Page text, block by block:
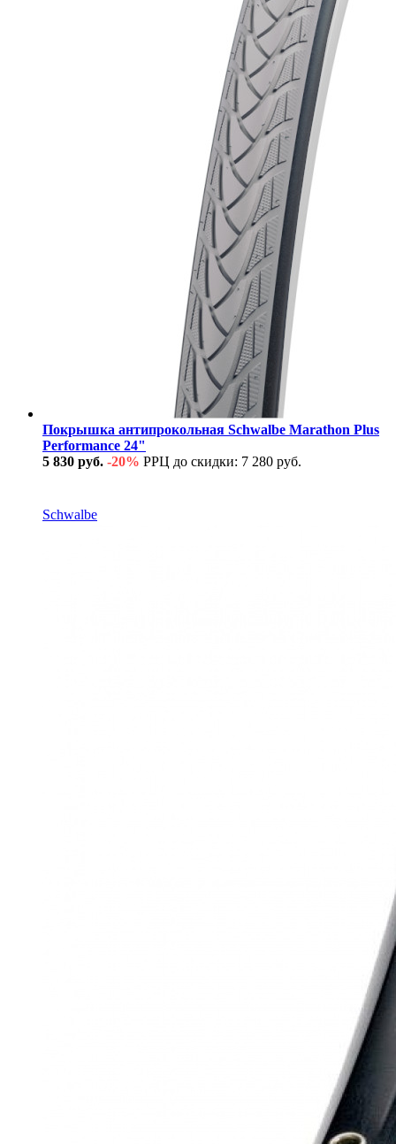
Покрышка антипрокольная Schwalbe Marathon Plus
Performance 24"
5 830 руб. -20% РРЦ до скидки: 7 280 руб.
Schwalbe